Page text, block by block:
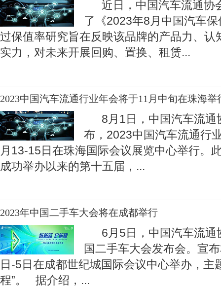
近日，中国汽车流通协
了《2023年8月中国汽车
过保值率研究旨在反映该品牌的产品力、认
实力，对未来开展回购、置换、租赁...
2023中国汽车流通行业年会将于11月中旬在珠海举
8月1日，中国汽车流通
布，2023中国汽车流通行
月13-15日在珠海国际会议展览中心举行。
成功举办以来的第十五届， ...
2023年中国二手车大会将在成都举行
6月5日，中国汽车流通
国二手车大会发布会。宣
日-5日在成都世纪城国际会议中心举办，主
程”。 据介绍， ...